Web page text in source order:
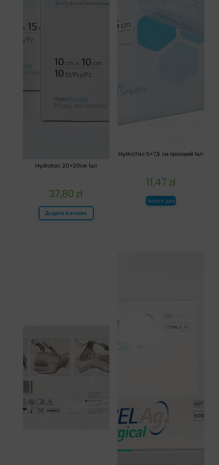
HydroTac 5×7,5 см прозорий 1шт
11,47 zł
Читати далі
Hydrotac 20×20см 1шт
37,80 zł
Додати в кошик